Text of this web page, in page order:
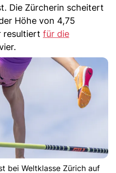
Die Zürcherin scheitert
Höhe von 4,75
resultiert für die
bei Weltklasse Zürich auf